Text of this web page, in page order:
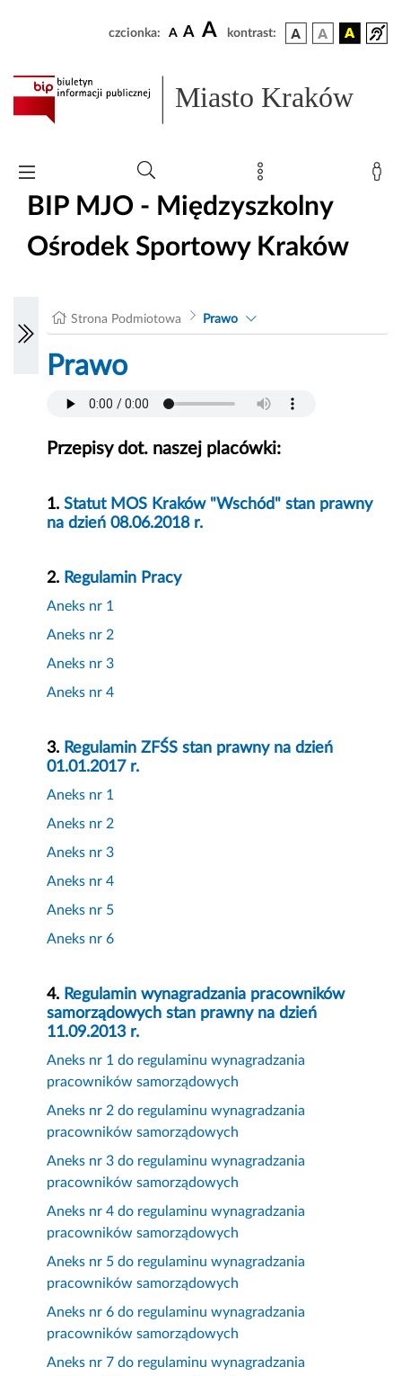
czcionka: A A A kontrast:
Miasto Kraków
BIP MJO - Międzyszkolny
Ośrodek Sportowy Kraków
Strona Podmiotowa Prawo
Prawo
Przepisy dot. naszej placówki:
1.Statut MOS Kraków "Wschód" stan prawny
na dzień 08.06.2018 r.
2. Regulamin Pracy
Aneks nr 1
Aneks nr 2
Aneks nr 3
Aneks nr 4
3. Regulamin ZFŚS stan prawny na dzień
01.01.2017 r.
Aneks nr 1
Aneks nr 2
Aneks nr 3
Aneks nr 4
Aneks nr 5
Aneks nr 6
4. Regulamin wynagradzania pracowników
samorządowych stan prawny na dzień
11.09.2013 r.
Aneks nr 1 do regulaminu wynagradzania
pracowników samorządowych
Aneks nr 2 do regulaminu wynagradzania
pracowników samorządowych
Aneks nr 3 do regulaminu wynagradzania
pracowników samorządowych
Aneks nr 4 do regulaminu wynagradzania
pracowników samorządowych
Aneks nr 5 do regulaminu wynagradzania
pracowników samorządowych
Aneks nr 6 do regulaminu wynagradzania
pracowników samorządowych
Aneks nr 7 do regulaminu wynagradzania